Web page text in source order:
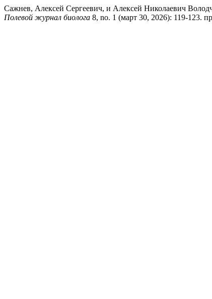
Сажнев, Алексей Сергеевич, и Алексей Николаевич
Полевой журнал биолога 8, no. 1 (март 30, 2026): 119-123.